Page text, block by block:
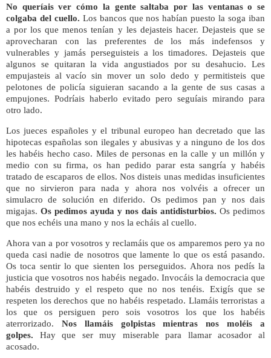
No queríais ver cómo la gente saltaba por las ventanas o se
colgaba del cuello. Los bancos que nos habían puesto la soga iban
a por los que menos tenían y les dejasteis hacer. Dejasteis que se
aprovecharan con las preferentes de los más indefensos y
vulnerables y jamás perseguisteis a los timadores. Dejasteis que
algunos se quitaran la vida angustiados por su desahucio. Les
empujasteis al vacío sin mover un solo dedo y permitisteis que
pelotones de policía siguieran sacando a la gente de sus casas a
empujones. Podríais haberlo evitado pero seguíais mirando para
otro lado.
Los jueces españoles y el tribunal europeo han decretado que las
hipotecas españolas son ilegales y abusivas y a ninguno de los dos
les habéis hecho caso. Miles de personas en la calle y un millón y
medio con su firma, os han pedido parar esta sangría y habéis
tratado de escaparos de ellos. Nos disteis unas medidas insuficientes
que no sirvieron para nada y ahora nos volvéis a ofrecer un
simulacro de solución en diferido. Os pedimos pan y nos dais
migajas. Os pedimos ayuda y nos dais antidisturbios. Os pedimos
que nos echéis una mano y nos la echáis al cuello.
Ahora van a por vosotros y reclamáis que os amparemos pero ya no
queda casi nadie de nosotros que lamente lo que os está pasando.
Os toca sentir lo que sienten los perseguidos. Ahora nos pedís la
justicia que vosotros nos habéis negado. Invocáis la democracia que
habéis destruido y el respeto que no nos tenéis. Exigís que se
respeten los derechos que no habéis respetado. Llamáis terroristas a
los que os persiguen pero sois vosotros los que los habéis
aterrorizado.
Nos llamáis golpistas mientras nos moléis a
golpes. Hay que ser muy miserable para llamar acosador al
acosado.